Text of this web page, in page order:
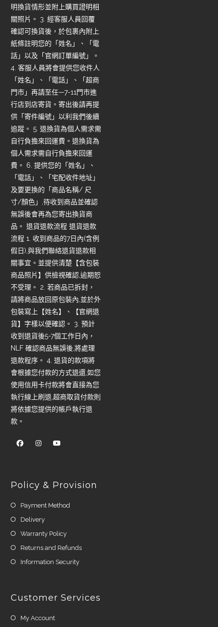
明換貨情形並附上購買證明相
關照片。 3. 經客服人員回覆
確認可換貨後，於包裹內附上
紙條註明您的「姓名」、「電
話」以及「官網訂單編號」。
4. 客服人員將會提供您收件人
「姓名」、「電話」、「超商
門市」再請至任—7-11門市進
行店到店寄貨。寄出後請再提
供「寄件編號」以利我們後續
追蹤。 5. 退換貨為個人需求需
自行負擔來回運費。退換貨為
個人需求需自行負擔來回運
費。 6. 提供您的「姓名」、
「電話」、「宅配收件地址」
及要更換的「商品名稱/ 尺
寸/顏色」,待收到商品並確認
無誤後會再為您寄出換貨商
品。 退貨退款流程 退貨退款
流程 1. 收到商品的7日內(含例
假日),與我們聯絡退貨退款相
關事宜。並提供清楚【含包裝
商品照片】供檢視確認,逾期恕
不受理。 2. 若商品已拆封，
請將商品放回原包裝內,並於外
包裝寫上【姓名】、【官網退
貨】字樣以便確認。 3. 預計
收到退貨後5-7個工作日內，
NLF 確認商品無誤後,將處理
退款程序。 4. 退貨的款項將
會根據您付款的方式退還,如您
使用信用卡付款將會直接為您
執行線上刷退,超商取貨付款則
將依據您提供的帳戶執行退
款。
Policy & Provision
Payment Method
Delivery
Warranty Policy
Returns and Refunds
Information Security
Customer Services
My Account